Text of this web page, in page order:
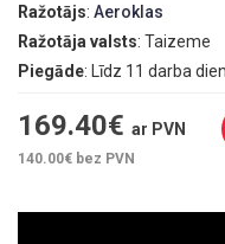
Ražotājs: Aeroklas
Ražotāja valsts: Taizeme
Piegāde: Līdz 11 darba
169.40€ ar PVN
140.00€ bez PVN